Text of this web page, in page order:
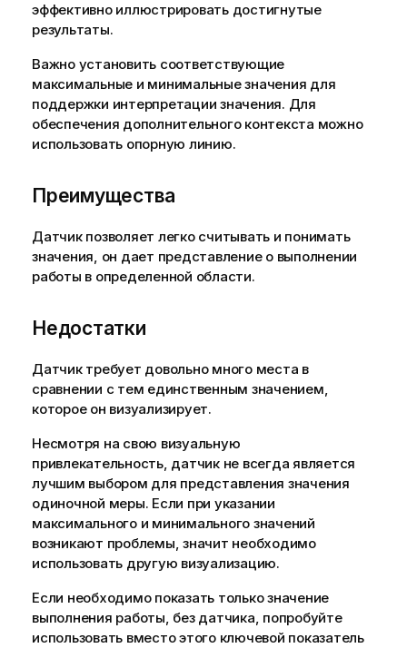
эффективно иллюстрировать достигнутые
результаты.
Важно установить соответствующие
максимальные и минимальные значения для
поддержки интерпретации значения. Для
обеспечения дополнительного контекста можно
использовать опорную линию.
Преимущества
Датчик позволяет легко считывать и понимать
значения, он дает представление о выполнении
работы в определенной области.
Недостатки
Датчик требует довольно много места в
сравнении с тем единственным значением,
которое он визуализирует.
Несмотря на свою визуальную
привлекательность, датчик не всегда является
лучшим выбором для представления значения
одиночной меры. Если при указании
максимального и минимального значений
возникают проблемы, значит необходимо
использовать другую визуализацию.
Если необходимо показать только значение
выполнения работы, без датчика, попробуйте
использовать вместо этого ключевой показатель